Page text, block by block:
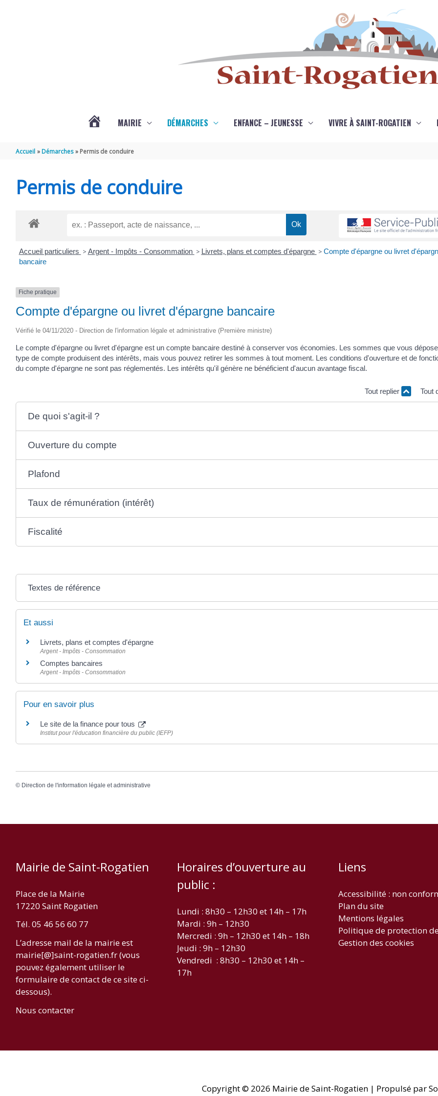
ROGATIEN
MAIRIE DÉMARCHES ENFANCE – JEUNESSE VIVRE À SAINT-ROGATIEN
Accueil Démarches Permis de conduire
Permis de conduire
Accueil particuliers > Argent - Impôts - Consommation > Livrets, plans et comptes d'épargne > Compte d'épargne ou livret
bancaire
Fiche pratique
Compte d'épargne ou livret d'épargne bancaire
Vérifié le 04/11/2020 - Direction de l'information légale et administrative (Première ministre)
Le compte d'épargne ou livret d'épargne est un compte bancaire destiné à conserver vos économies. Les sommes que vous
type de compte produisent des intérêts, mais vous pouvez retirer les sommes à tout moment. Les conditions d'ouverture et de
du compte d'épargne ne sont pas réglementés. Les intérêts qu'il génère ne bénéficient d'aucun avantage fiscal.
Tout replier Tout
De quoi s'agit-il ?
Ouverture du compte
Plafond
Taux de rémunération (intérêt)
Fiscalité
Textes de référence
Et aussi
Livrets, plans et comptes d'épargne
Argent - Impôts - Consommation
Comptes bancaires
Argent - Impôts - Consommation
Pour en savoir plus
Le site de la finance pour tous
Institut pour l'éducation financière du public (IEFP)
© Direction de l'information légale et administrative
Mairie de Saint-Rogatien
Place de la Mairie
17220 Saint Rogatien
Tél. 05 46 56 60 77
L’adresse mail de la mairie est
mairie[@]saint-rogatien.fr (vous
pouvez également utiliser le
formulaire de contact de ce site ci-
dessous).
Nous contacter
Horaires d’ouverture au
public :
Lundi : 8h30 – 12h30 et 14h – 17h
Mardi : 9h – 12h30
Mercredi : 9h – 12h30 et 14h – 18h
Jeudi : 9h – 12h30
Vendredi : 8h30 – 12h30 et 14h –
17h
Liens
Accessibilité : non
Plan du site
Mentions légales
Politique de protection
Gestion des cookies
Copyright © 2026 Mairie de Saint-Rogatien| Propulsé par